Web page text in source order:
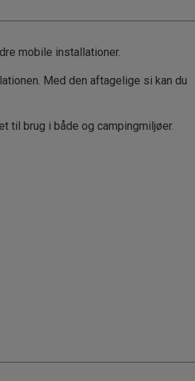
mobile installationer.
Med den aftagelige si kan du
til brug i både og campingmiljøer.